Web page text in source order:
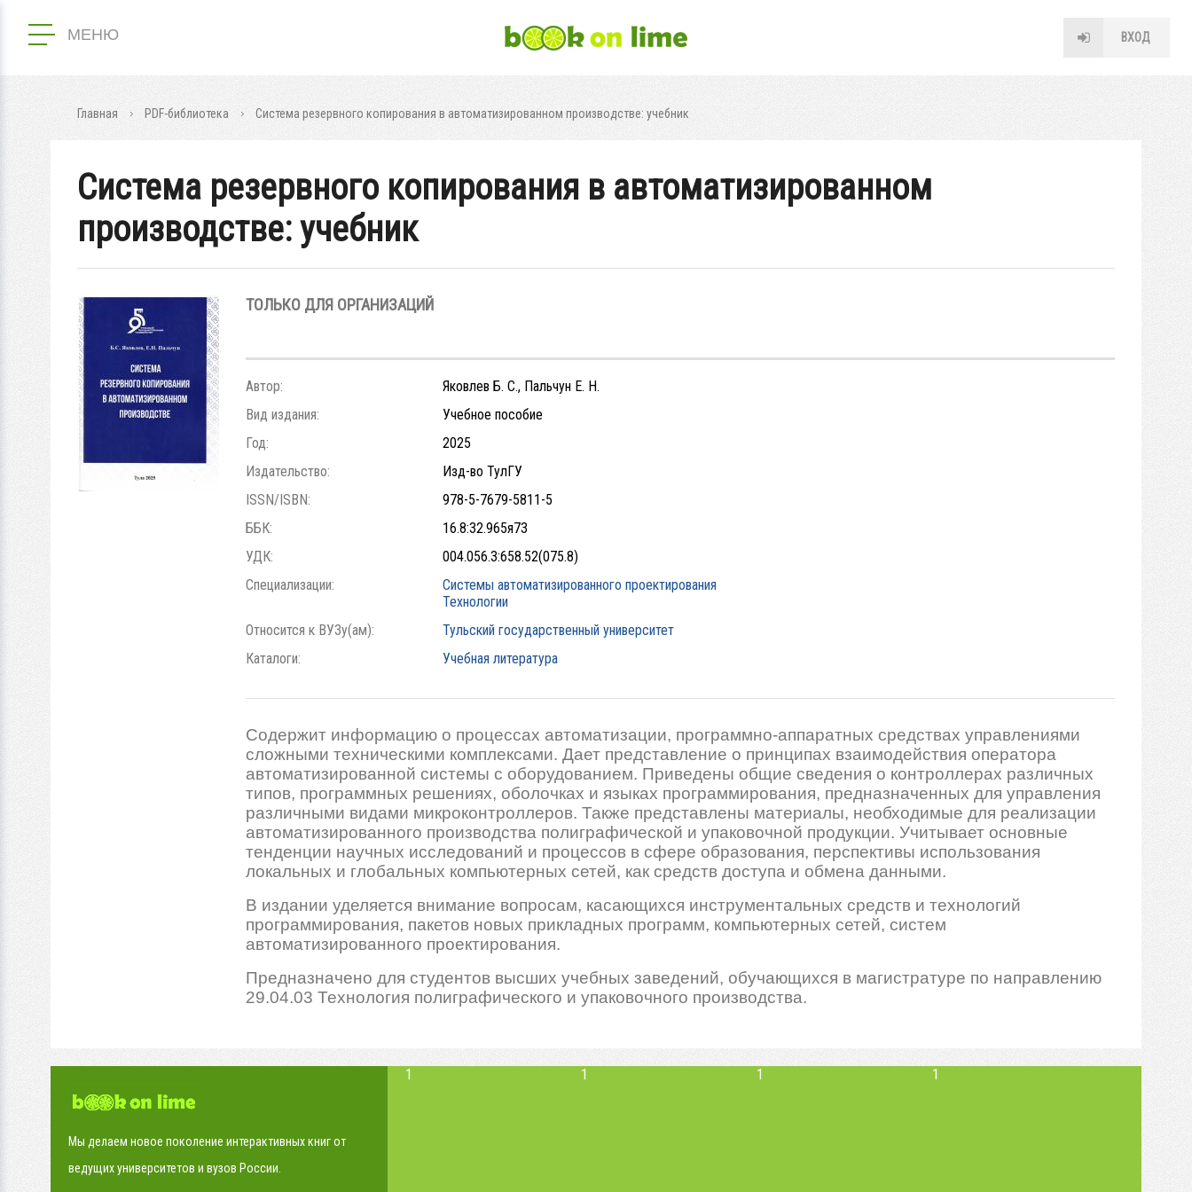
МЕНЮ ВХОД
Главная PDF-библиотека Cистема резервного копирования в автоматизированном производстве: учебник
Cистема резервного копирования в автоматизированном
производстве: учебник
ТОЛЬКО ДЛЯ ОРГАНИЗАЦИЙ
Автор:
Яковлев Б. С., Пальчун Е. Н.
Вид издания:
Учебное пособие
Год:
2025
Издательство:
Изд-во ТулГУ
ISSN/ISBN:
978-5-7679-5811-5
ББК:
16.8:32.965я73
УДК:
004.056.3:658.52(075.8)
Специализации:
Системы автоматизированного проектирования
Технологии
Относится к ВУЗу(ам):
Тульский государственный университет
Каталоги:
Учебная литература
Содержит информацию о процессах автоматизации, программно-аппаратных средствах управлениями
сложными техническими комплексами. Дает представление о принципах взаимодействия оператора
автоматизированной системы с оборудованием. Приведены общие сведения о контроллерах различных
типов, программных решениях, оболочках и языках программирования, предназначенных для управления
различными видами микроконтроллеров. Также представлены материалы, необходимые для реализации
автоматизированного производства полиграфической и упаковочной продукции. Учитывает основные
тенденции научных исследований и процессов в сфере образования, перспективы использования
локальных и глобальных компьютерных сетей, как средств доступа и обмена данными.
В издании уделяется внимание вопросам, касающихся инструментальных средств и технологий
программирования, пакетов новых прикладных программ, компьютерных сетей, систем
автоматизированного проектирования.
Предназначено для студентов высших учебных заведений, обучающихся в магистратуре по направлению
29.04.03 Технология полиграфического и упаковочного производства.
Мы делаем новое поколение интерактивных книг от
ведущих университетов и вузов России.
1 1 1 1